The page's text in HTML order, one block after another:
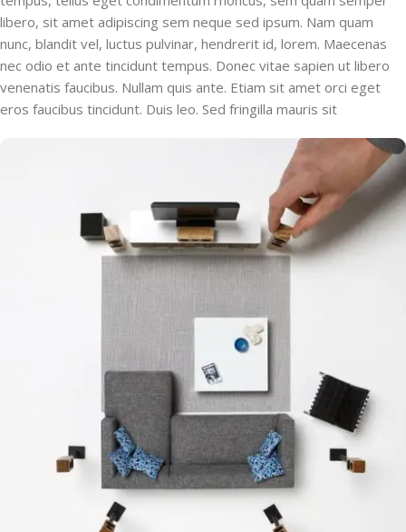
libero, sit amet adipiscing sem neque sed ipsum. Nam quam
nunc, blandit vel, luctus pulvinar, hendrerit id, lorem. Maecenas
nec odio et ante tincidunt tempus. Donec vitae sapien ut libero
venenatis faucibus. Nullam quis ante. Etiam sit amet orci eget
eros faucibus tincidunt. Duis leo. Sed fringilla mauris sit